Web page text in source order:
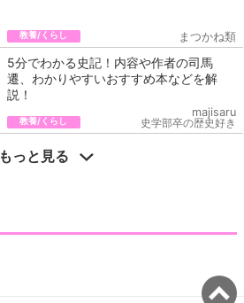
教養/くらし まつかね類
5分でわかる史記！内容や作者の司馬
遷、わかりやすいおすすめ本などを解
説！
教養/くらし
majisaru
史学部卒の歴史好き
もっと見る